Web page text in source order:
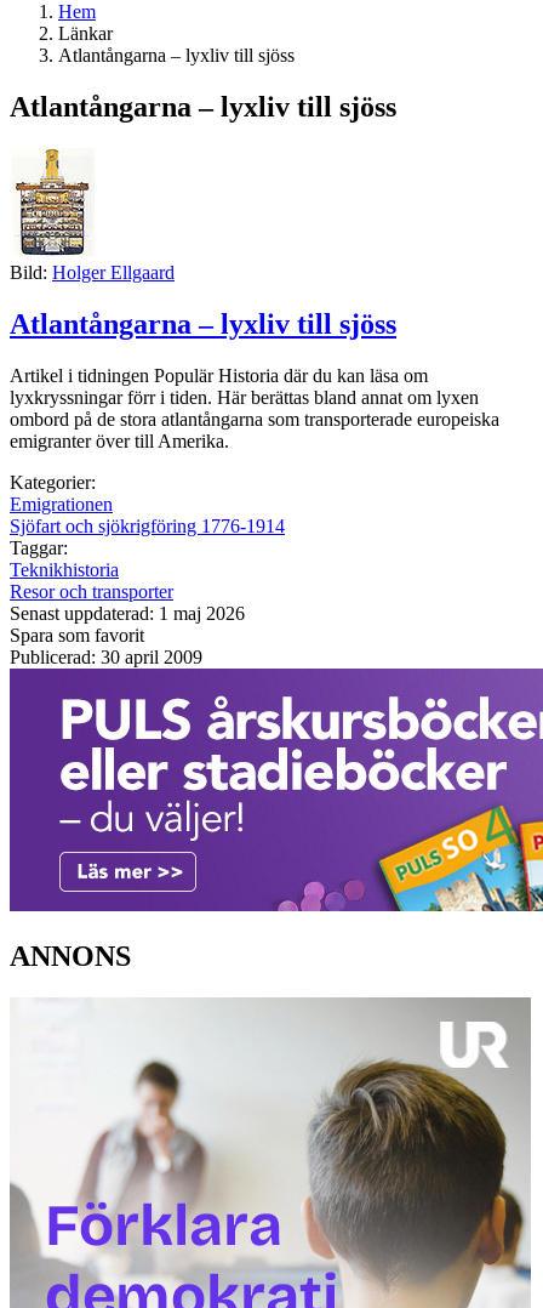
Hem
Länkar
Atlantångarna – lyxliv till sjöss
Atlantångarna – lyxliv till sjöss
Bild: Holger Ellgaard
Atlantångarna – lyxliv till sjöss
Artikel i tidningen Populär Historia där du kan läsa om
lyxkryssningar förr i tiden. Här berättas bland annat om lyxen
ombord på de stora atlantångarna som transporterade europeiska
emigranter över till Amerika.
Kategorier:
Emigrationen
Sjöfart och sjökrigföring 1776-1914
Taggar:
Teknikhistoria
Resor och transporter
Senast uppdaterad: 1 maj 2026
Spara som favorit
Publicerad: 30 april 2009
ANNONS